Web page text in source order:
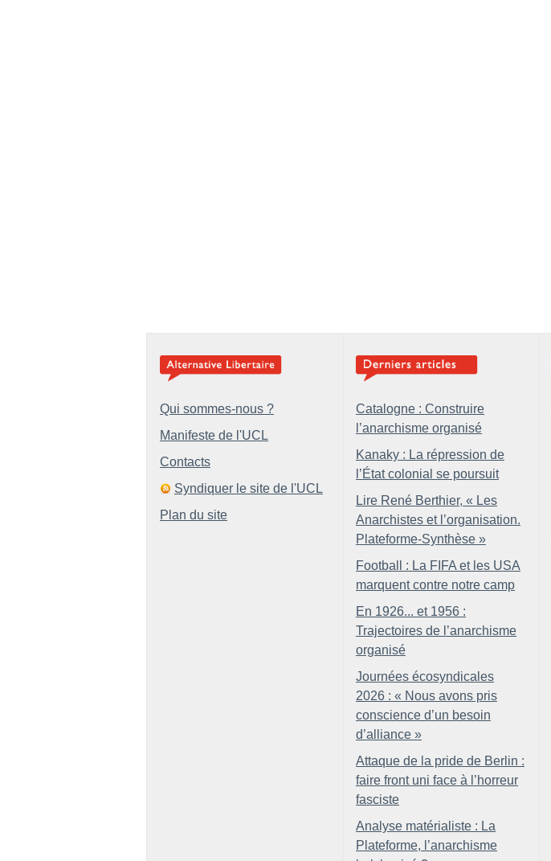
Qui sommes-nous ?
Manifeste de l'UCL
Contacts
Syndiquer le site de l'UCL
Plan du site
Catalogne : Construire
l’anarchisme organisé
Kanaky : La répression de
l’État colonial se poursuit
Lire René Berthier, « Les
Anarchistes et l’organisation.
Plateforme-Synthèse »
Football : La FIFA et les USA
marquent contre notre camp
En 1926... et 1956 :
Trajectoires de l’anarchisme
organisé
Journées écosyndicales
2026 : « Nous avons pris
conscience d’un besoin
d’alliance »
Attaque de la pride de Berlin :
faire front uni face à l’horreur
fasciste
Analyse matérialiste : La
Plateforme, l’anarchisme